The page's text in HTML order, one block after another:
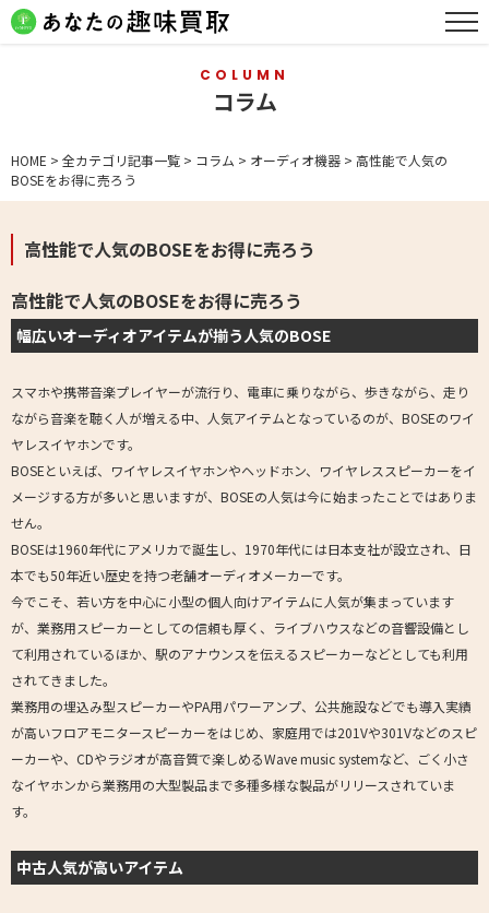
COLUMN
コラム
HOME > 全カテゴリ記事一覧 > コラム > オーディオ機器 > 高性能で人気の
BOSEをお得に売ろう
高性能で人気のBOSEをお得に売ろう
高性能で人気のBOSEをお得に売ろう
幅広いオーディオアイテムが揃う人気のBOSE
スマホや携帯音楽プレイヤーが流行り、電車に乗りながら、歩きながら、走り
ながら音楽を聴く人が増える中、人気アイテムとなっているのが、BOSEのワイ
ヤレスイヤホンです。
BOSEといえば、ワイヤレスイヤホンやヘッドホン、ワイヤレススピーカーをイ
メージする方が多いと思いますが、BOSEの人気は今に始まったことではありま
せん。
BOSEは1960年代にアメリカで誕生し、1970年代には日本支社が設立され、日
本でも50年近い歴史を持つ老舗オーディオメーカーです。
今でこそ、若い方を中心に小型の個人向けアイテムに人気が集まっています
が、業務用スピーカーとしての信頼も厚く、ライブハウスなどの音響設備とし
て利用されているほか、駅のアナウンスを伝えるスピーカーなどとしても利用
されてきました。
業務用の埋込み型スピーカーやPA用パワーアンプ、公共施設などでも導入実績
が高いフロアモニタースピーカーをはじめ、家庭用では201Vや301Vなどのスピ
ーカーや、CDやラジオが高音質で楽しめるWave music systemなど、ごく小さ
なイヤホンから業務用の大型製品まで多種多様な製品がリリースされていま
す。
中古人気が高いアイテム